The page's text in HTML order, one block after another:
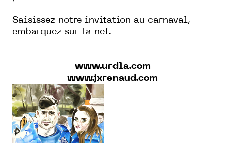
Saisissez notre invitation au carnaval,
embarquez sur la nef.
www.urdla.com
www.jxrenaud.com